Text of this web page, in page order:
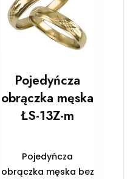
Pojedyńcza
obrączka męska
ŁS-13Z-m
Pojedyńcza
obrączka męska bez